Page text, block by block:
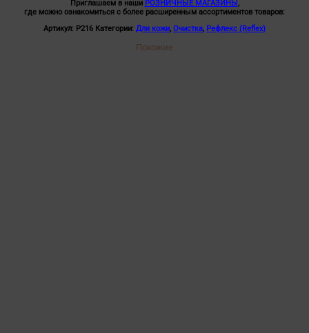
коже
250мл
Приглашаем в наши РОЗНИЧНЫЕ МАГАЗИНЫ ,
где можно ознакомиться с более расширенным ассортиментов товаров:
Артикул: Р216 Категории: Для кожи, Очистка, Рефлекс (Reflex)
Похожие